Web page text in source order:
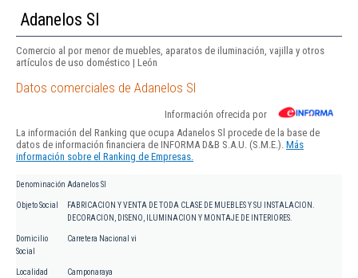
Adanelos Sl
Comercio al por menor de muebles, aparatos de iluminación, vajilla y otros
artículos de uso doméstico | León
Datos comerciales de Adanelos Sl
Información ofrecida por
La información del Ranking que ocupa Adanelos Sl procede de la base de
datos de información financiera de INFORMA D&B S.A.U. (S.M.E.). Más
información sobre el Ranking de Empresas.
Denominación Adanelos Sl
Objeto Social
FABRICACION Y VENTA DE TODA CLASE DE MUEBLES Y SU INSTALACION.
DECORACION, DISENO, ILUMINACION Y MONTAJE DE INTERIORES.
Domicilio
Social
Carretera Nacional vi
Localidad Camponaraya